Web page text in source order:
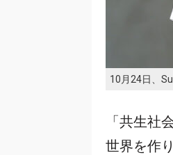
10月24日、
「共生社
世界を作